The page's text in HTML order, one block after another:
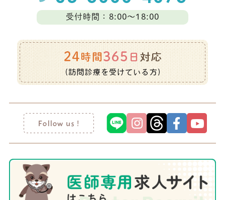
個人情報につき開示、訂正等の請求があった場合は、そ
の請求がご本人またはその代理人によるものであること
す。
7.社内体制の整備
当社は、個人情報の適正な取り扱いを目的とした体制の
整備および社内の教育の継続的実施に努めてまいりま
す。
個人情報に関するお問い合わせ先
〒132-0014 東京都江戸川区東瑞江3丁目55番11号
医療法人社団しろひげファミリー 経営企画本部
TEL：03-5879-7500（受付時間 8：00～17：00）
土・日・祝祭日・夏季休暇・年末年始は、翌営業日以降
の対応とさせていただきます。
受付時間：8:00～18:00